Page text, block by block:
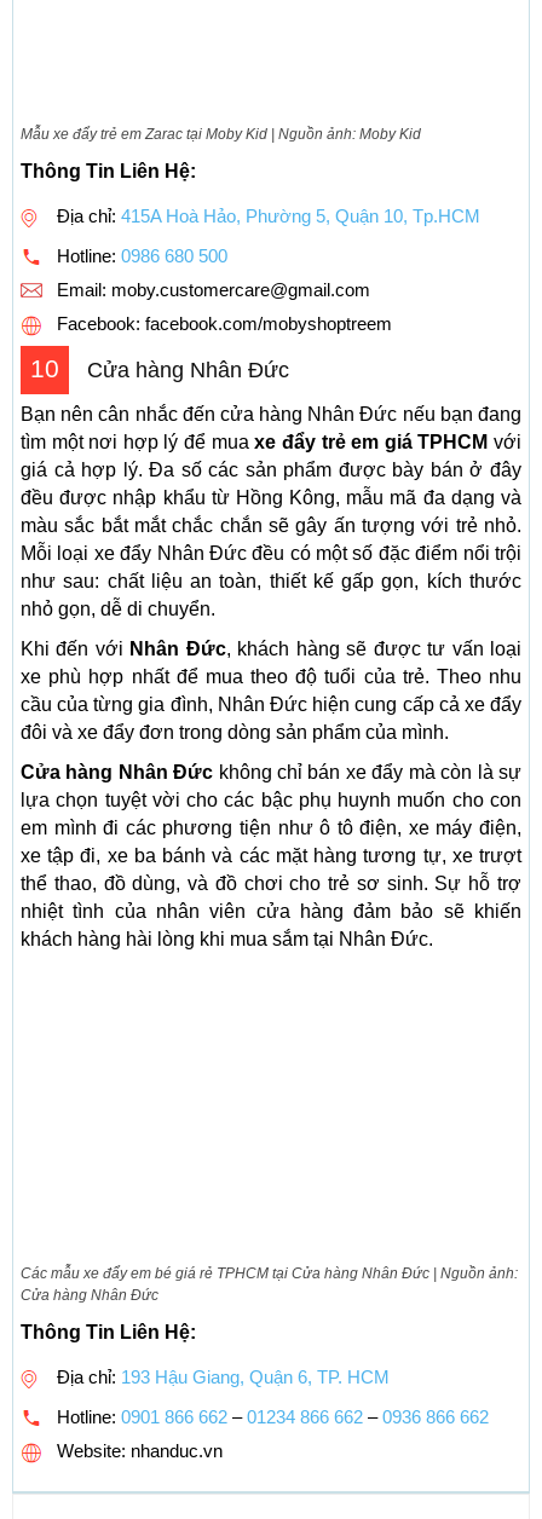
Mẫu xe đẩy trẻ em Zarac tại Moby Kid | Nguồn ảnh: Moby Kid
Thông Tin Liên Hệ:
Địa chỉ: 415A Hoà Hảo, Phường 5, Quận 10, Tp.HCM
Hotline: 0986 680 500
Email: moby.customercare@gmail.com
Facebook: facebook.com/mobyshoptreem
10 Cửa hàng Nhân Đức
Bạn nên cân nhắc đến cửa hàng Nhân Đức nếu bạn đang
tìm một nơi hợp lý để muaxe đẩy trẻ em giá TPHCM với
giá cả hợp lý. Đa số các sản phẩm được bày bán ở đây
đều được nhập khẩu từ Hồng Kông, mẫu mã đa dạng và
màu sắc bắt mắt chắc chắn sẽ gây ấn tượng với trẻ nhỏ.
Mỗi loại xe đẩy Nhân Đức đều có một số đặc điểm nổi trội
như sau: chất liệu an toàn, thiết kế gấp gọn, kích thước
nhỏ gọn, dễ di chuyển.
Khi đến với Nhân Đức, khách hàng sẽ được tư vấn loại
xe phù hợp nhất để mua theo độ tuổi của trẻ. Theo nhu
cầu của từng gia đình, Nhân Đức hiện cung cấp cả xe đẩy
đôi và xe đẩy đơn trong dòng sản phẩm của mình.
Cửa hàng Nhân Đức không chỉ bán xe đẩy mà còn là sự
lựa chọn tuyệt vời cho các bậc phụ huynh muốn cho con
em mình đi các phương tiện như ô tô điện, xe máy điện,
xe tập đi, xe ba bánh và các mặt hàng tương tự, xe trượt
thể thao, đồ dùng, và đồ chơi cho trẻ sơ sinh. Sự hỗ trợ
nhiệt tình của nhân viên cửa hàng đảm bảo sẽ khiến
khách hàng hài lòng khi mua sắm tại Nhân Đức.
Các mẫu xe đẩy em bé giá rẻ TPHCM tại Cửa hàng Nhân Đức | Nguồn ảnh:
Cửa hàng Nhân Đức
Thông Tin Liên Hệ:
Địa chỉ: 193 Hậu Giang, Quận 6, TP. HCM
Hotline: 0901 866 662 –01234 866 662 –0936 866 662
Website: nhanduc.vn